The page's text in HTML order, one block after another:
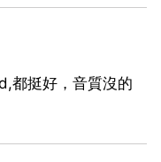
都挺好，音質沒的